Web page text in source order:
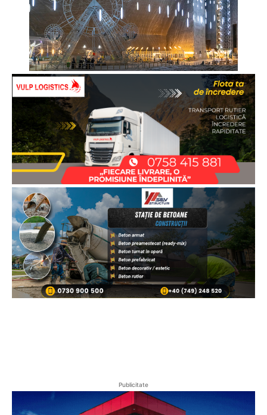
Publicitate